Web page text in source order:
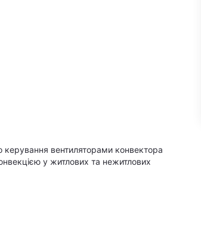
вентиляторами конвектора
у житлових та нежитлових